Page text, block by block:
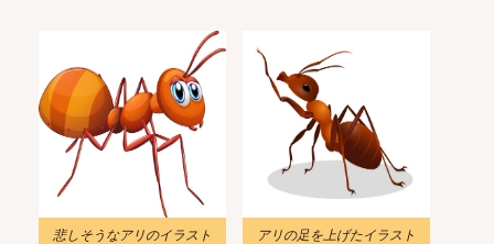
悲しそうなアリのイラスト アリの足を上げたイラスト